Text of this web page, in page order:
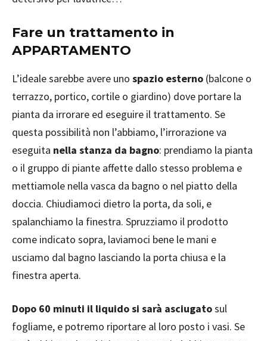
Fare un trattamento in
APPARTAMENTO
L’ideale sarebbe avere uno spazio esterno (balcone o
terrazzo, portico, cortile o giardino) dove portare la
pianta da irrorare ed eseguire il trattamento. Se
questa possibilità non l’abbiamo, l’irrorazione va
eseguita nella stanza da bagno: prendiamo la pianta
o il gruppo di piante affette dallo stesso problema e
mettiamole nella vasca da bagno o nel piatto della
doccia. Chiudiamoci dietro la porta, da soli, e
spalanchiamo la finestra. Spruzziamo il prodotto
come indicato sopra, laviamoci bene le mani e
usciamo dal bagno lasciando la porta chiusa e la
finestra aperta.
Dopo 60 minuti il liquido si sarà asciugatosul
fogliame, e potremo riportare al loro posto i vasi. Se